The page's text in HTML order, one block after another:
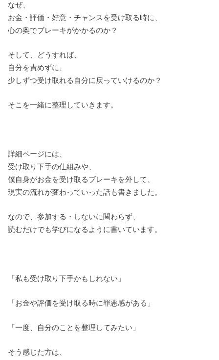
なぜ、
お金・評価・好意・チャンスを受け取る時に、
心の奥でブレーキがかかるのか？
そして、どうすれば、
自分を責めずに、
少しずつ受け取れる自分に戻っていけるのか？
そこを一緒に整理していきます。
詳細ページには、
受け取り下手の仕組みや、
僕自身がお金を受け取るブレーキを外して、
現実の流れが変わっていった話も書きました。
なので、参加する・しないに関わらず、
読むだけでも学びになるように書いています。
「私も受け取り下手かもしれない」
「お金や評価を受け取る時に罪悪感がある」
「一度、自分のことを整理してみたい」
そう感じた方は、